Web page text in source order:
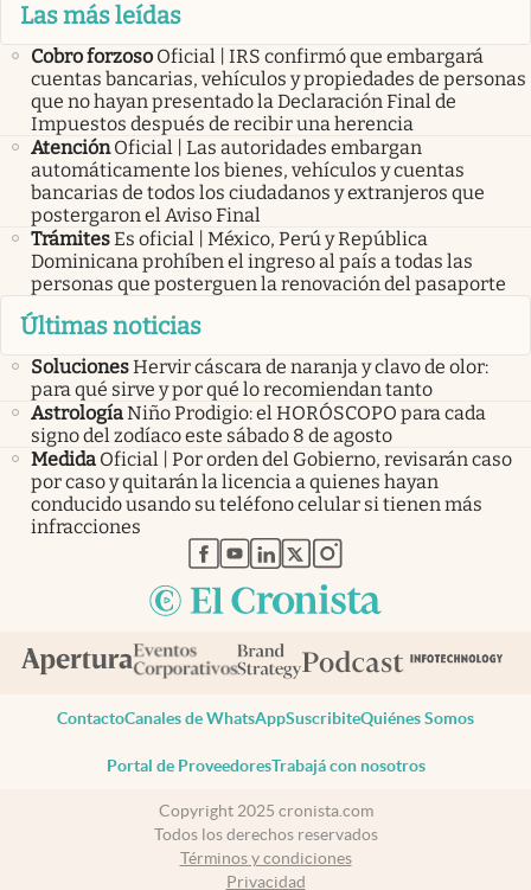
Las más leídas
Cobro forzoso Oficial | IRS confirmó que embargará
cuentas bancarias, vehículos y propiedades de personas
que no hayan presentado la Declaración Final de
Impuestos después de recibir una herencia
Atención Oficial | Las autoridades embargan
automáticamente los bienes, vehículos y cuentas
bancarias de todos los ciudadanos y extranjeros que
postergaron el Aviso Final
TrámitesEs oficial | México, Perú y República
Dominicana prohíben el ingreso al país a todas las
personas que posterguen la renovación del pasaporte
Últimas noticias
SolucionesHervir cáscara de naranja y clavo de olor:
para qué sirve y por qué lo recomiendan tanto
AstrologíaNiño Prodigio: el HORÓSCOPO para cada
signo del zodíaco este sábado 8 de agosto
Medida Oficial | Por orden del Gobierno, revisarán caso
por caso y quitarán la licencia a quienes hayan
conducido usando su teléfono celular si tienen más
infracciones
abre en nueva pestaña
abre en nueva pestaña
abre en nueva pestaña
abre en nueva pestaña
abre en nueva pestaña
ContactoCanales de WhatsAppSuscribiteQuiénes Somos
Portal de ProveedoresTrabajá con nosotros
Copyright 2025 cronista.com
Todos los derechos reservados
Términos y condiciones
Privacidad